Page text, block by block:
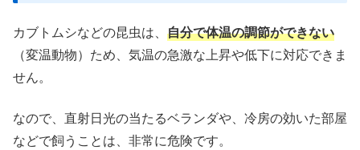
カブトムシなどの昆虫は、 自分で体温の調節ができない
（変温動物）ため、気温の急激な上昇や低下に対応できま
せん。
なので、直射日光の当たるベランダや、冷房の効いた部屋
などで飼うことは、非常に危険です。